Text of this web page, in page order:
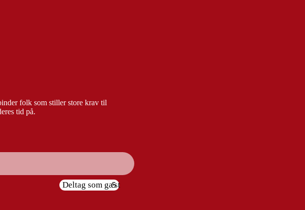
folk som stiller store krav til
tid på.
Deltag som gæst